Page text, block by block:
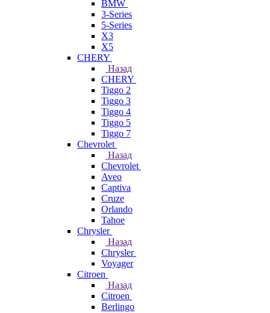
BMW
3-Series
5-Series
X3
X5
CHERY
Назад
CHERY
Tiggo 2
Tiggo 3
Tiggo 4
Tiggo 5
Tiggo 7
Chevrolet
Назад
Chevrolet
Aveo
Captiva
Cruze
Orlando
Tahoe
Chrysler
Назад
Chrysler
Voyager
Citroen
Назад
Citroen
Berlingo